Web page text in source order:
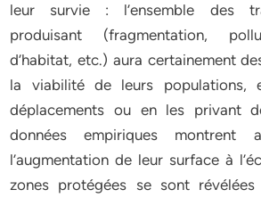
leur survie : l’ensemble des
produisant (fragmentation,
d’habitat, etc.) aura certainement
la viabilité de leurs populations,
déplacements ou en les privant
données empiriques montrent
l’augmentation de leur surface à
zones protégées se sont